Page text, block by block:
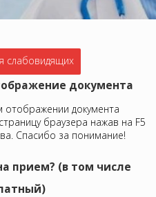
слабовидящих
документа
отображении документа
браузера нажав на F5
Спасибо за понимание!
прием? (в том числе